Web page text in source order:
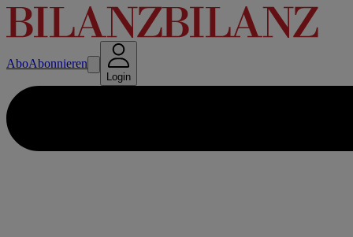
AboAbonnieren
Login